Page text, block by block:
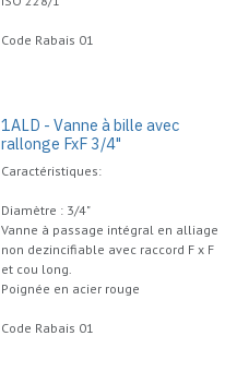
Code Rabais 01
1ALD - Vanne à bille avec
rallonge FxF 3/4"
Caractéristiques:
Diamètre : 3/4"
Vanne à passage intégral en alliage
non dezincifiable avec raccord F x F
et cou long.
Poignée en acier rouge
Code Rabais 01